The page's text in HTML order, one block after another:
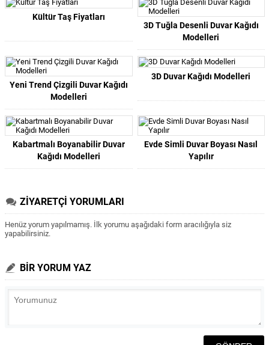
Kültür Taş Fiyatları
3D Tuğla Desenli Duvar Kağıdı
Modelleri
Yeni Trend Çizgili Duvar Kağıdı
Modelleri
3D Duvar Kağıdı Modelleri
Kabartmalı Boyanabilir Duvar
Kağıdı Modelleri
Evde Simli Duvar Boyası Nasıl
Yapılır
ZİYARETÇİ YORUMLARI
Henüz yorum yapılmamış. İlk yorumu aşağıdaki form aracılığıyla siz
yapabilirsiniz.
BİR YORUM YAZ